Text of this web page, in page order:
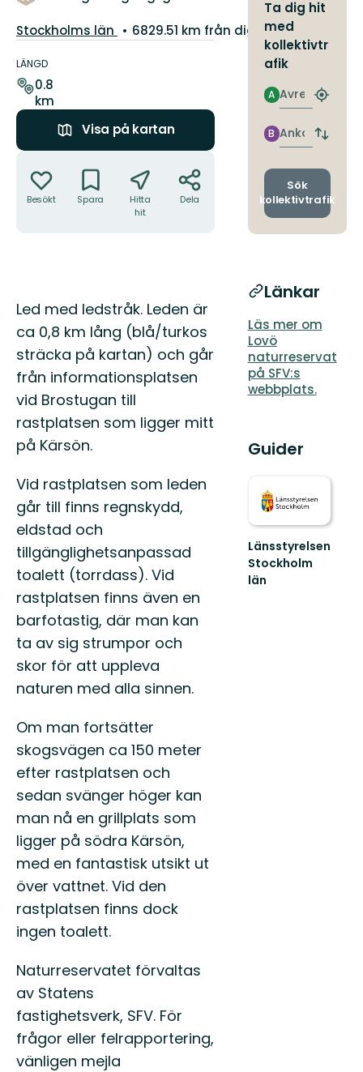
Län:
Stockholms län 6829.51 km från dig
om
leden
LÄNGD
0.8
km
Visa på kartan
Besökt Spara
Hitta
hit
Dela
Beskrivning
Led med ledstråk. Leden är
ca 0,8 km lång (blå/turkos
sträcka på kartan) och går
från informationsplatsen
vid Brostugan till
rastplatsen som ligger mitt
på Kärsön.
Vid rastplatsen som leden
går till finns regnskydd,
eldstad och
tillgänglighetsanpassad
toalett (torrdass). Vid
rastplatsen finns även en
barfotastig, där man kan
ta av sig strumpor och
skor för att uppleva
naturen med alla sinnen.
Om man fortsätter
skogsvägen ca 150 meter
efter rastplatsen och
sedan svänger höger kan
man nå en grillplats som
ligger på södra Kärsön,
med en fantastisk utsikt ut
över vattnet. Vid den
rastplatsen finns dock
ingen toalett.
Naturreservatet förvaltas
av Statens
fastighetsverk, SFV. För
frågor eller felrapportering,
vänligen mejla
Ta dig hit
med
kollektivtr
afik
Avresa
A
Hitta
Ankomst
B
Byt
och
Sök
kollektivtrafik
Länkar
Läs mer om
Lovö
naturreservat
på SFV:s
webbplats.
Guider
Länsstyrelsen
Stockholm
län